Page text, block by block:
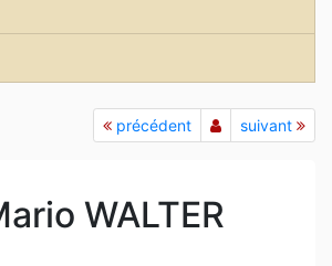
précédent suivant
WALTER